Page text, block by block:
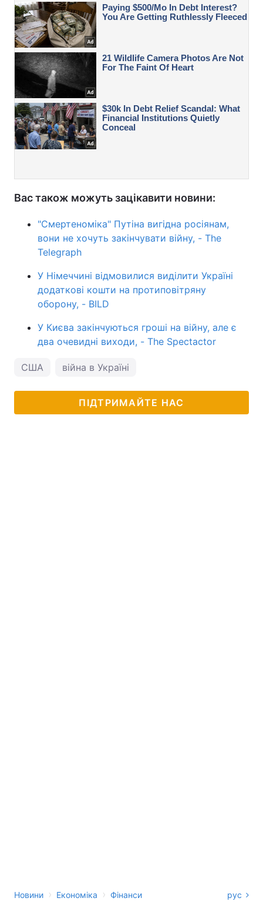
Вас також можуть зацікавити новини:
"Смертеноміка" Путіна вигідна росіянам,
вони не хочуть закінчувати війну, - The
Telegraph
У Німеччині відмовилися виділити Україні
додаткові кошти на протиповітряну
оборону, - BILD
У Києва закінчуються гроші на війну, але є
два очевидні виходи, - The Spectactor
США війна в Україні
ПІДТРИМАЙТЕ НАС
Новини › Економіка › Фінанси рус